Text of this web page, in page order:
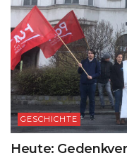
GESCHICHTE
Heute: